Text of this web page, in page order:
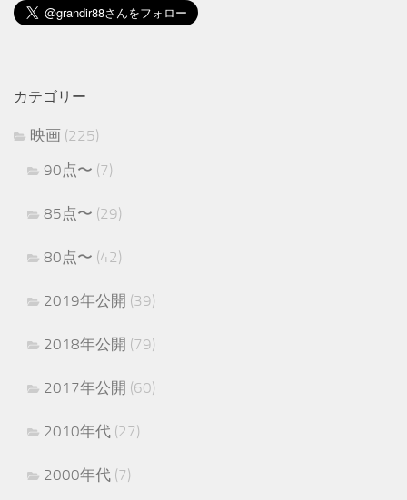
カテゴリー
映画 (225)
90点〜 (7)
85点〜 (29)
80点〜 (42)
2019年公開 (39)
2018年公開 (79)
2017年公開 (60)
2010年代 (27)
2000年代 (7)